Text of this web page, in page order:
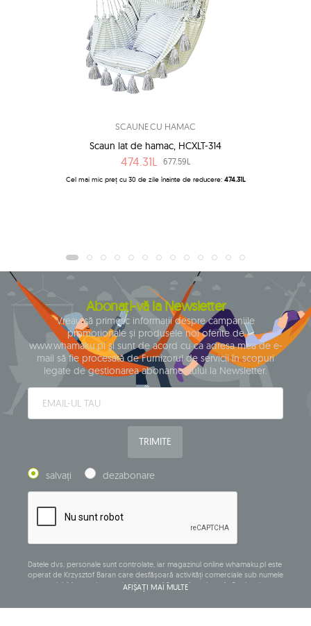
SCAUNE CU HAMAC
Scaun lat de hamac, HCXLT-314
474.31L 677.59L
Cel mai mic preț cu 30 de zile înainte de reducere: 474.31L
Abonați-vă la Newsletter
Vreau să primesc informații despre campaniile
promoționale și produsele noi oferite de
www.whamaku.pl și sunt de acord cu ca adresa mea de e-
mail să fie procesată de Furnizorul de servicii în scopuri
legate de gestionarea abonamentului la Newsletter.
TRIMITE
salvați dezabonare
Datele dvs. personale sunt controlate, iar magazinul online whamaku.pl este
operat de Krzysztof Baran care desfășoară activități comerciale sub numele
companiei: Mouton Interactive Krzysztof Baran, înregistrat în Registrul
central al activităților comerciale și având sediul social la ul. Starowiejska
AFIȘAȚI MAI MULTE